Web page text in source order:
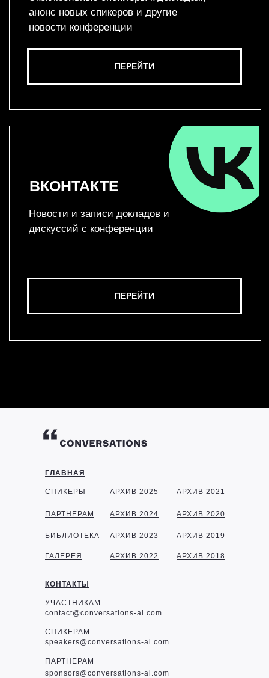
ГЛАВНАЯ
КОНТАКТЫ
СПИКЕРЫ
ПАРТНЕРАМ
БИБЛИОТЕКА
УЧАСТНИКАМ
contact@conversations-ai.com
СПИКЕРАМ
speakers@conversations-ai.com
ПАРТНЕРАМ
sponsors@conversations-ai.com
ГАЛЕРЕЯ
АРХИВ 2025
АРХИВ 2024
АРХИВ 2023
АРХИВ 2022
АРХИВ 2021
АРХИВ 2020
АРХИВ 2019
АРХИВ 2018